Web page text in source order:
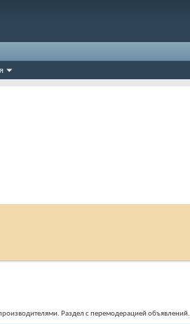
Раздел с перемодерацией объявлений.